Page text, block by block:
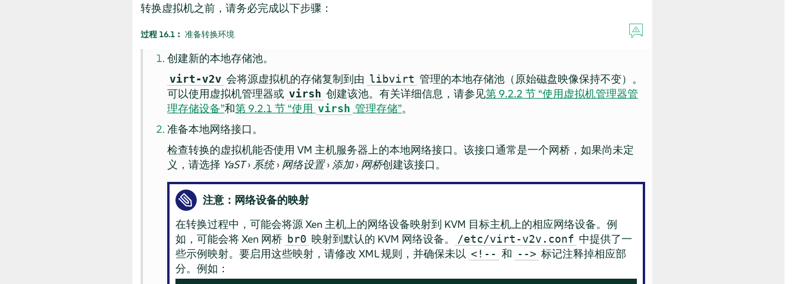
转换虚拟机之前，请务必完成以下步骤：
过程 16.1︰ 准备转换环境
创建新的本地存储池。
virt-v2v 会将源虚拟机的存储复制到由 libvirt 管理的本地存储池（原始磁盘映像保持不变）。
可以使用虚拟机管理器或 virsh 创建该池。有关详细信息，请参见第 9.2.2 节 “使用虚拟机管理器管
理存储设备”和第 9.2.1 节 “使用 virsh 管理存储”。
准备本地网络接口。
检查转换的虚拟机能否使用 VM 主机服务器上的本地网络接口。该接口通常是一个网桥，如果尚未定
义，请选择 YaST› 系统› 网络设置› 添加› 网桥创建该接口。
注意：网络设备的映射
在转换过程中，可能会将源 Xen 主机上的网络设备映射到 KVM 目标主机上的相应网络设备。例
如，可能会将 Xen 网桥 br0 映射到默认的 KVM 网络设备。 /etc/virt-v2v.conf 中提供了一
些示例映射。要启用这些映射，请修改 XML 规则，并确保未以 <!-- 和 --> 标记注释掉相应部
分。例如：